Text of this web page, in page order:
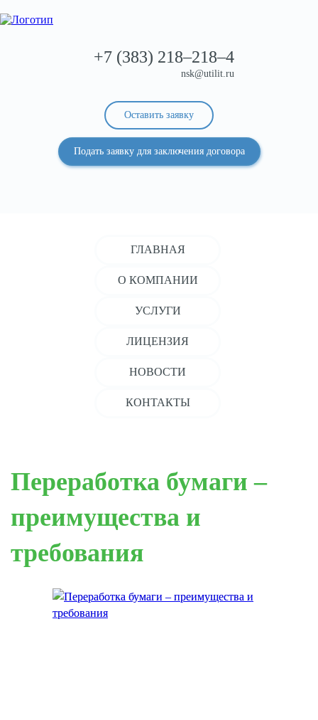
+7 (383) 218–218–4
nsk@utilit.ru
Оставить заявку
Подать заявку для заключения договора
ГЛАВНАЯ
О КОМПАНИИ
УСЛУГИ
ЛИЦЕНЗИЯ
НОВОСТИ
КОНТАКТЫ
Переработка бумаги –
преимущества и
требования